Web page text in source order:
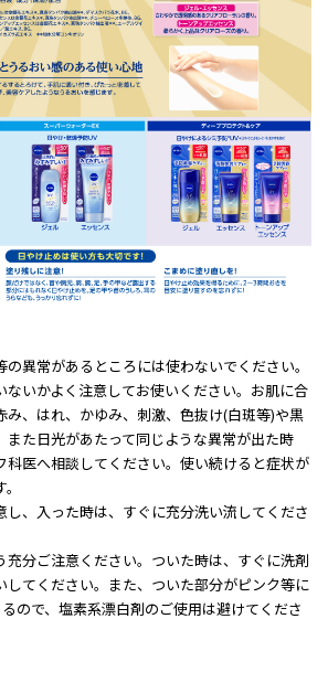
異常があるところには使わないでください。
いかよく注意してお使いください。お肌に合
み、はれ、かゆみ、刺激、色抜け(白斑等)や黒
また日光があたって同じような異常が出た時
科医へ相談してください。使い続けると症状が
、入った時は、すぐに充分洗い流してくださ
分ご注意ください。ついた時は、すぐに洗剤
してください。また、ついた部分がピンク等に
ので、塩素系漂白剤のご使用は避けてくださ